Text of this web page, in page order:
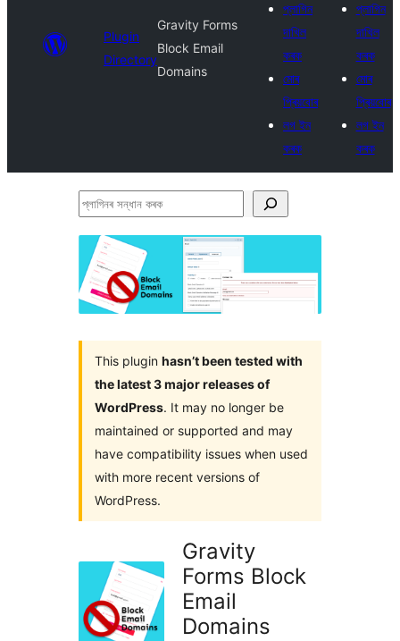
Plugin
Directory
Gravity Forms
Block Email
Domains
প্লাগিন
দাখিল
কৰক
মোৰ
প্ৰিয়বোৰ
লগ ইন
কৰক
প্লাগিন
দাখিল
কৰক
মোৰ
প্ৰিয়বোৰ
লগ ইন
কৰক
প্লাগিনৰ
কৰক
This plugin hasn’t been tested with
the latest 3 major releases of
WordPress. It may no longer be
maintained or supported and may
have compatibility issues when used
with more recent versions of
WordPress.
Gravity
Forms Block
Email
Domains